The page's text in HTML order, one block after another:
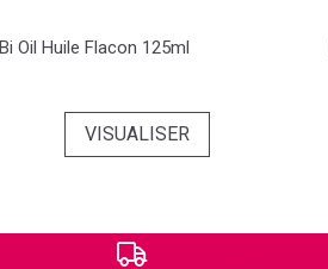
Bi Oil Huile Flacon 125ml
VISUALISER